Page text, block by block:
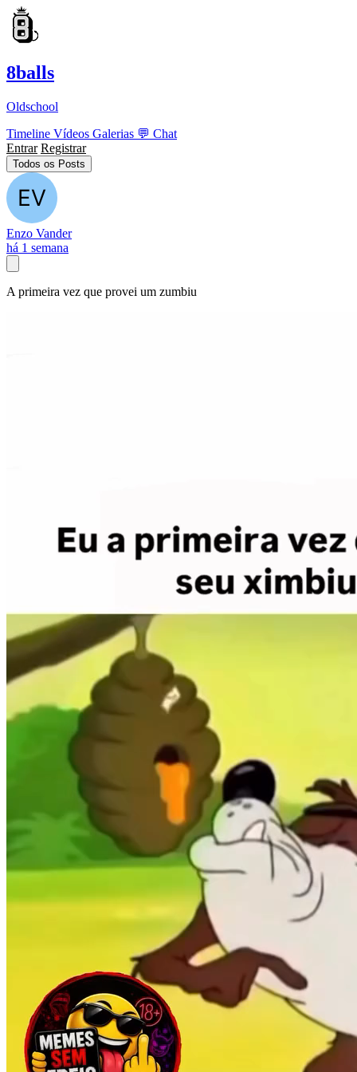
8balls
Oldschool
Timeline Vídeos Galerias 💬 Chat
Entrar Registrar
Todos os Posts
Enzo Vander
há 1 semana
A primeira vez que provei um zumbiu